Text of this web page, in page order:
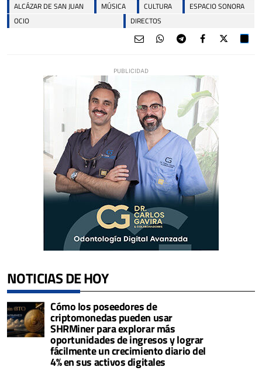
ALCÁZAR DE SAN JUAN MÚSICA CULTURA
ESPACIO SONORA
OCIO
DIRECTOS
NOTICIAS DE HOY
Cómo los poseedores de
criptomonedas pueden usar
SHRMiner para explorar más
oportunidades de ingresos y lograr
fácilmente un crecimiento diario del
4% en sus activos digitales